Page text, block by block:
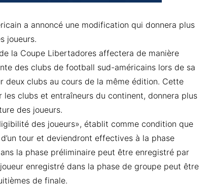
a annoncé une modification qui donnera plus
joueurs.
la Coupe Libertadores affectera de manière
des clubs de football sud-américains lors de sa
deux clubs au cours de la même édition. Cette
les clubs et entraîneurs du continent, donnera plus
des joueurs.
des joueurs», établit comme condition que
tour et deviendront effectives à la phase
la phase préliminaire peut être enregistré par
enregistré dans la phase de groupe peut être
de finale.